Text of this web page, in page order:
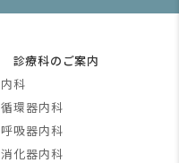
診療科のご案内
内科
循環器内科
呼吸器内科
消化器内科